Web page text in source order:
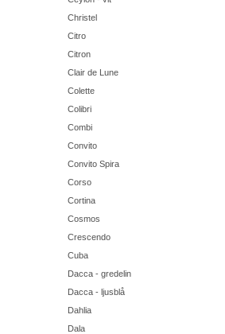
Christel
Citro
Citron
Clair de Lune
Colette
Colibri
Combi
Convito
Convito Spira
Corso
Cortina
Cosmos
Crescendo
Cuba
Dacca - gredelin
Dacca - ljusblå
Dahlia
Dala